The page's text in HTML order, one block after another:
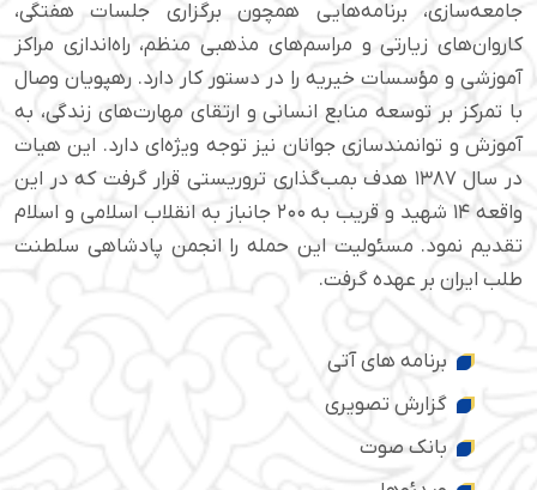
جامعه‌سازی، برنامه‌هایی همچون برگزاری جلسات هفتگی،
کاروان‌های زیارتی و مراسم‌های مذهبی منظم، راه‌اندازی مراکز
آموزشی و مؤسسات خیریه را در دستور کار دارد. رهپویان وصال
با تمرکز بر توسعه منابع انسانی و ارتقای مهارت‌های زندگی، به
آموزش و توانمندسازی جوانان نیز توجه ویژه‌ای دارد. این هیات
در سال ۱۳۸۷ هدف بمب‌گذاری تروریستی قرار گرفت که در این
واقعه ۱۴ شهید و قریب به ۲۰۰ جانباز به انقلاب اسلامی و اسلام
تقدیم نمود. مسئولیت این حمله را انجمن پادشاهی سلطنت
طلب ایران بر عهده گرفت.
برنامه های آتی
گزارش تصویری
بانک صوت